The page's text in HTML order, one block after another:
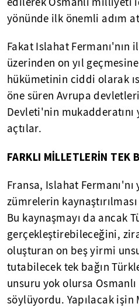
yönünde ilk önemli adım
Fakat Islahat Fermanı'nın
üzerinden on yıl
hükümetinin ciddi olarak
öne süren Avrupa
Devleti'nin mukadderatını
açtılar.
FARKLI MİLLETLERİN TEK
Fransa, Islahat
zümrelerin
Bu kaynaşmayı da ancak
gerçekleştirebileceğini,
oluşturan on beş yirmi
tutabilecek tek bağın
unsuru yok olursa
söylüyordu. Yapılacak işin